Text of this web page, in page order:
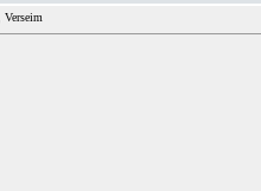
Verseim